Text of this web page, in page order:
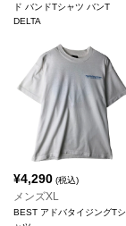
ド バンドTシャツ バンT
DELTA
¥4,290 (税込)
メンズXL
BEST アドバタイジングTシ